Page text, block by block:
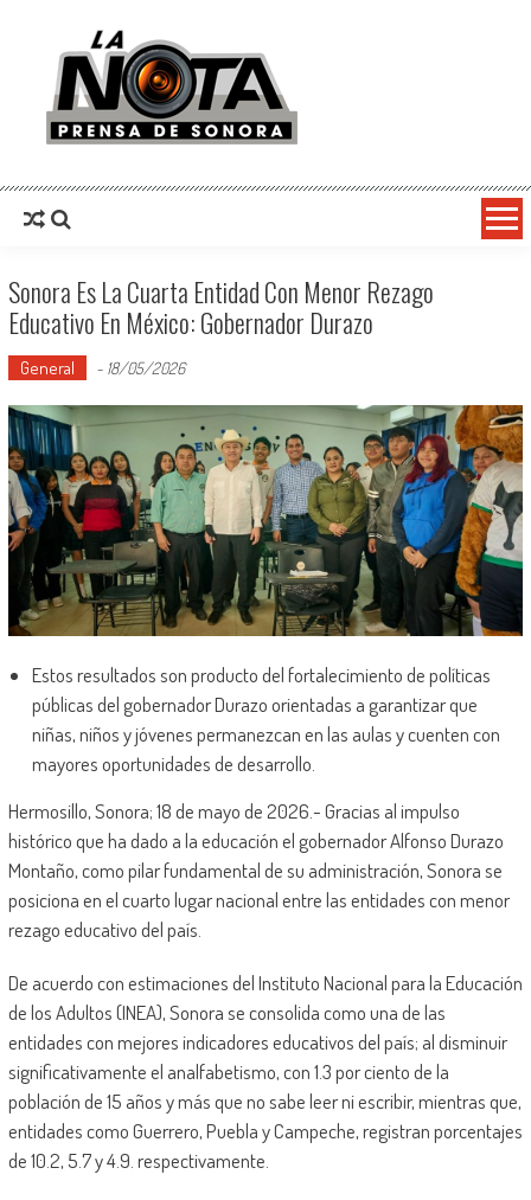
La Nota Prensa De Sonora
Sonora Es La Cuarta Entidad Con Menor Rezago
Educativo En México: Gobernador Durazo
General - 18/05/2026
Estos resultados son producto del fortalecimiento de políticas
públicas del gobernador Durazo orientadas a garantizar que
niñas, niños y jóvenes permanezcan en las aulas y cuenten con
mayores oportunidades de desarrollo.
Hermosillo, Sonora; 18 de mayo de 2026.- Gracias al impulso
histórico que ha dado a la educación el gobernador Alfonso Durazo
Montaño, como pilar fundamental de su administración, Sonora se
posiciona en el cuarto lugar nacional entre las entidades con menor
rezago educativo del país.
De acuerdo con estimaciones del Instituto Nacional para la Educación
de los Adultos (INEA), Sonora se consolida como una de las
entidades con mejores indicadores educativos del país; al disminuir
significativamente el analfabetismo, con 1.3 por ciento de la
población de 15 años y más que no sabe leer ni escribir, mientras que,
entidades como Guerrero, Puebla y Campeche, registran porcentajes
de 10.2, 5.7 y 4.9. respectivamente.